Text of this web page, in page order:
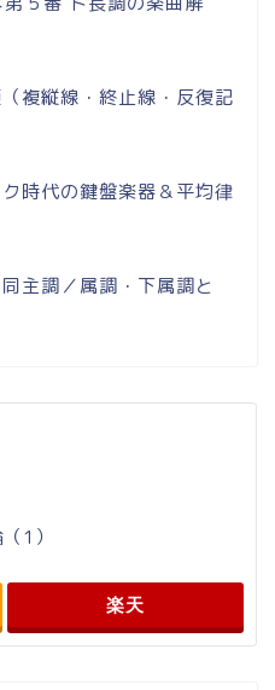
複縦線・終止線・反復記
時代の鍵盤楽器＆平均律
主調／属調・下属調と
1）
楽天